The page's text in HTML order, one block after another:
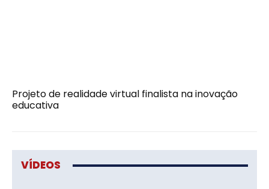
Projeto de realidade virtual finalista na inovação
educativa
VÍDEOS